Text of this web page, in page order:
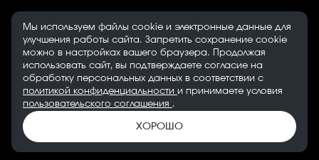
Все цены на сайте указаны с учетом скидок.
Банк-партнер: ВТБ (ПАО), Лицензия Банка ВТБ — №1000
от 08.07.2015. Партнер по страхованию: СПАО
«Ингосстрах», лицензия ЦБ РФ № 0928
Реквизиты организации: ООО "АВТОДОМ" ИНН
6166128253 ОГРН 1236100016910
Мы используем файлы cookie и электронные данные для
улучшения работы сайта. Запретить сохранение cookie
можно в настройках вашего браузера. Продолжая
использовать сайт, вы подтверждаете согласие на
обработку персональных данных в соответствии с
политикой конфиденциальности и принимаете условия
пользовательского соглашения .
ХОРОШО